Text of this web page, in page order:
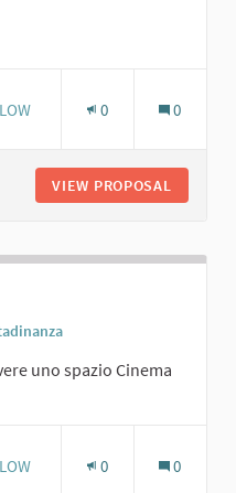
0 0
VIEW PROPOSAL
uno spazio Cinema
0 0